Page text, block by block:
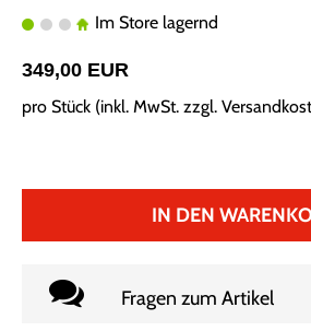
Im Store lagernd
349,00 EUR
pro Stück (inkl. MwSt. zzgl.
IN DEN
Fragen zum Artikel